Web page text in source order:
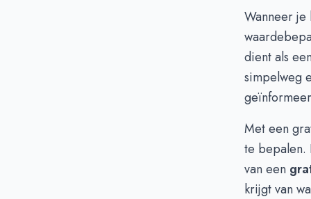
December
Februari
€
Maart
€
April
€
Mei
€
Wanneer
dient als
simpelweg
Met een
te bepalen.
van een
krijgt van